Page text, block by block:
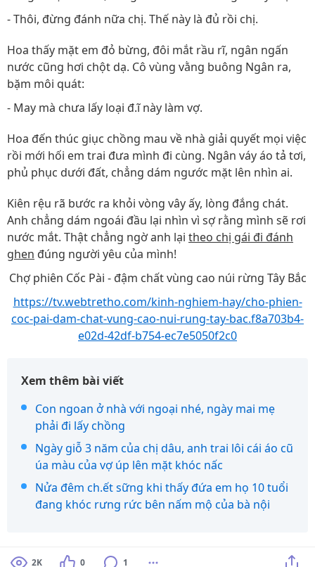
- Thôi, đừng đánh nữa chị. Thế này là đủ rồi chị.
Hoa thấy mặt em đỏ bừng, đôi mắt rầu rĩ, ngân ngấn
nước cũng hơi chột dạ. Cô vùng vằng buông Ngân ra,
bặm môi quát:
- May mà chưa lấy loại đ.ĩ này làm vợ.
Hoa đến thúc giục chồng mau về nhà giải quyết mọi việc
rồi mới hối em trai đưa mình đi cùng. Ngân váy áo tả tơi,
phủ phục dưới đất, chẳng dám ngước mặt lên nhìn ai.
Kiên rệu rã bước ra khỏi vòng vây ấy, lòng đắng chát.
Anh chẳng dám ngoái đầu lại nhìn vì sợ rằng mình sẽ rơi
nước mắt. Thật chẳng ngờ anh lại theo chị gái đi đánh
ghen đúng người yêu của mình!
Chợ phiên Cốc Pài - đậm chất vùng cao núi rừng Tây Bắc
https://tv.webtretho.com/kinh-nghiem-hay/cho-phien-
coc-pai-dam-chat-vung-cao-nui-rung-tay-bac.f8a703b4-
e02d-42df-b754-ec7e5050f2c0
Xem thêm bài viết
Con ngoan ở nhà với ngoại nhé, ngày mai mẹ
phải đi lấy chồng
Ngày giỗ 3 năm của chị dâu, anh trai lôi cái áo cũ
úa màu của vợ úp lên mặt khóc nấc
Nửa đêm ch.ết sững khi thấy đứa em họ 10 tuổi
đang khóc rưng rức bên nấm mộ của bà nội
2K 0 1